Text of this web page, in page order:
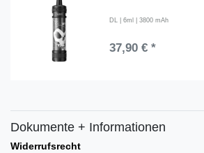
DL | 6ml | 3800 mAh
37,90 € *
Dokumente + Informationen
Widerrufsrecht